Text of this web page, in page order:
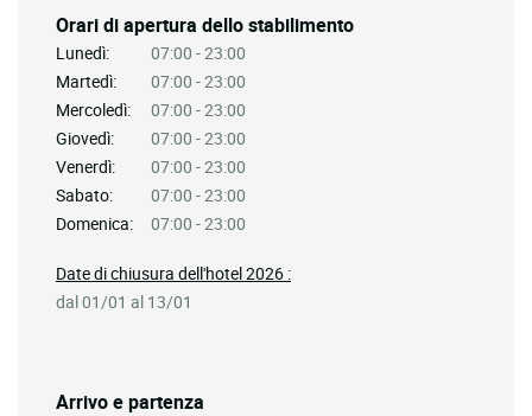
Orari di apertura dello stabilimento
Lunedì:
07:00 - 23:00
Martedì:
07:00 - 23:00
Mercoledì:
07:00 - 23:00
Giovedì:
07:00 - 23:00
Venerdì:
07:00 - 23:00
Sabato:
07:00 - 23:00
Domenica:
07:00 - 23:00
Arrivo e partenza
Date di chiusura dell'hotel 2026 :
dal 01/01 al 13/01